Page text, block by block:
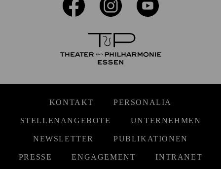
KONTAKT PERSONALIA
STELLENANGEBOTE UNTERNEHMEN
NEWSLETTER PUBLIKATIONEN
PRESSE ENGAGEMENT INTRANET